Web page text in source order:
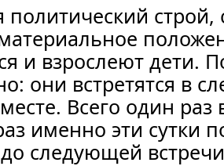
политический
и взрослеют дети.
они встретятся в
Всего один раз
именно эти сутки
следующей